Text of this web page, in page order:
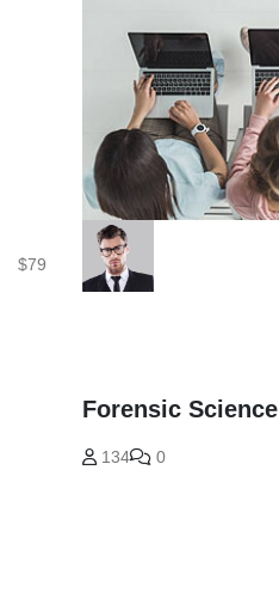
$79
Forensic Science
134 0